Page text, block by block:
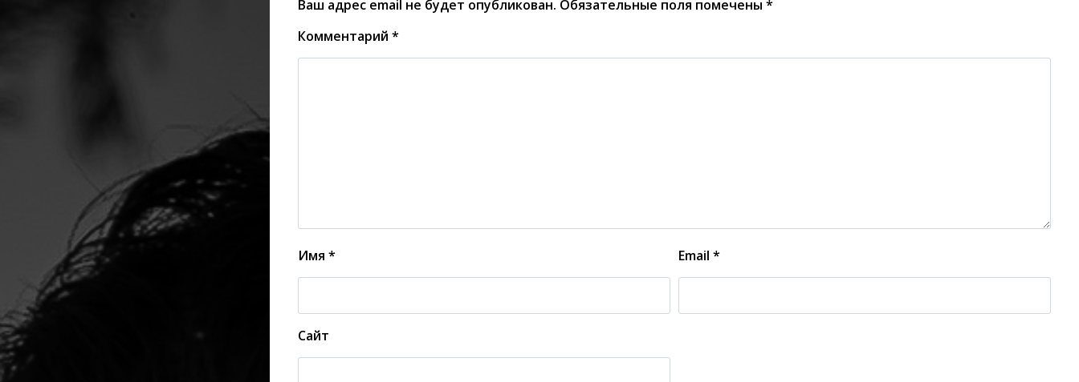
Ваш адрес email не будет опубликован. Обязательные поля помечены *
Комментарий *
Имя * Email *
Сайт